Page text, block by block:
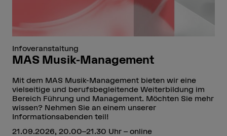
Infoveranstaltung
MAS Musik-Management
Mit dem MAS Musik-Management bieten wir eine
vielseitige und berufsbegleitende Weiterbildung im
Bereich Führung und Management. Möchten Sie mehr
wissen? Nehmen Sie an einem unserer
Informationsabenden teil!
21.09.2026, 20.00–21.30 Uhr – online